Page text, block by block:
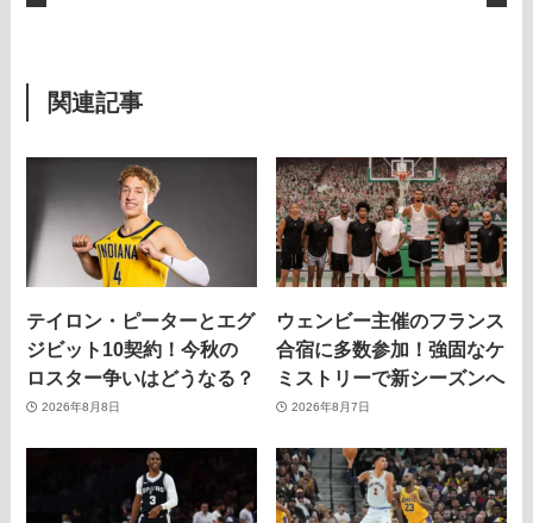
関連記事
テイロン・ピーターとエグ
ジビット10契約！今秋の
ロスター争いはどうなる？
2026年8月8日
ウェンビー主催のフランス
合宿に多数参加！強固なケ
ミストリーで新シーズンへ
2026年8月7日